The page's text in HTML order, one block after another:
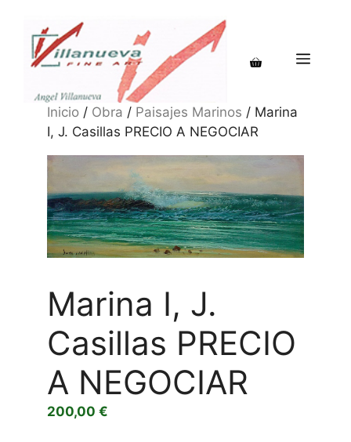
contenido
MENÚ
Inicio / Obra / Paisajes Marinos / Marina
I, J. Casillas PRECIO A NEGOCIAR
Marina I, J.
Casillas PRECIO
A NEGOCIAR
200,00 €